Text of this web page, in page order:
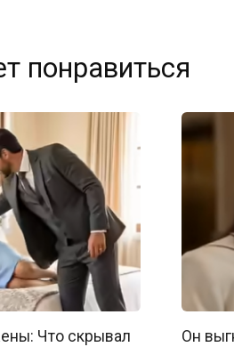
понравиться
Что скрывал
Он